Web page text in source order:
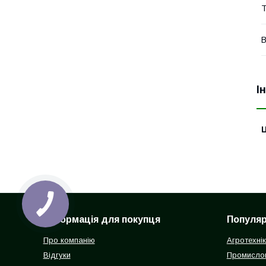
Інформація для покупця
Про компанію
Відгуки